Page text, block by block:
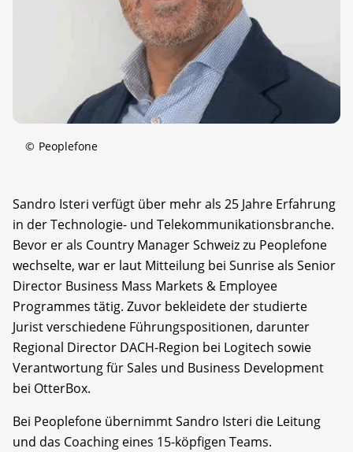
© Peoplefone
Sandro Isteri verfügt über mehr als 25 Jahre Erfahrung
in der Technologie- und Telekommunikationsbranche.
Bevor er als Country Manager Schweiz zu Peoplefone
wechselte, war er laut Mitteilung bei Sunrise als Senior
Director Business Mass Markets & Employee
Programmes tätig. Zuvor bekleidete der studierte
Jurist verschiedene Führungspositionen, darunter
Regional Director DACH-Region bei Logitech sowie
Verantwortung für Sales und Business Development
bei OtterBox.
Bei Peoplefone übernimmt Sandro Isteri die Leitung
und das Coaching eines 15-köpfigen Teams.